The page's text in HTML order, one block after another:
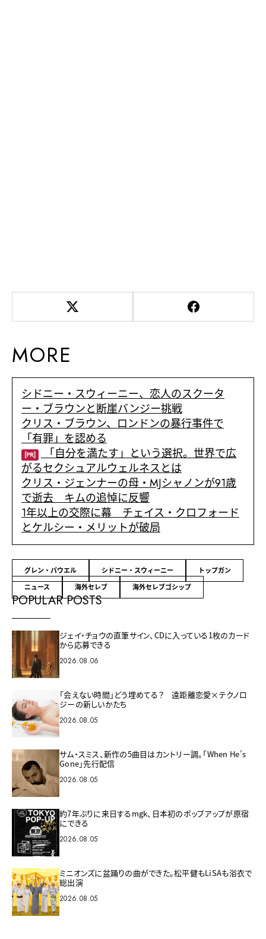
MORE
シドニー・スウィーニー、恋人のスクータ
ー・ブラウンと断崖バンジー挑戦
クリス・ブラウン、ロンドンの暴行事件で
「有罪」を認める
[PR] 「自分を満たす」という選択。世界で広
がるセクシュアルウェルネスとは
クリス・ジェンナーの母・MJシャノンが91歳
で逝去 キムの追悼に反響
1年以上の交際に幕 チェイス・クロフォード
とケルシー・メリットが破局
グレン・パウエル シドニー・スウィーニー
トップガン
ニュース
海外セレブ 海外セレブゴシップ
POPULAR POSTS
ジェイ・チョウの直筆サイン、CDに入っている1枚のカード
から応募できる
2026.08.06
「会えない時間」どう埋めてる？ 遠距離恋愛×テクノロ
ジーの新しいかたち
2026.08.05
サム・スミス、新作の5曲目はカントリー調。「When He’s
Gone」先行配信
2026.08.05
約7年ぶりに来日するmgk、日本初のポップアップが原宿
にできる
2026.08.05
ミニオンズに盆踊りの曲ができた。松平健もLiSAも浴衣で
総出演
2026.08.05